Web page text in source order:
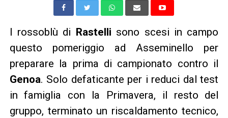
I rossoblù di Rastelli sono scesi in campo
questo pomeriggio ad Asseminello per
preparare la prima di campionato contro il
Genoa. Solo defaticante per i reduci dal test
in famiglia con la Primavera, il resto del
gruppo, terminato un riscaldamento tecnico,